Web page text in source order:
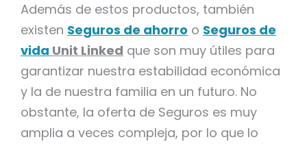
Además de estos productos, también
existen Seguros de ahorro o Seguros de
vida Unit Linked que son muy útiles para
garantizar nuestra estabilidad económica
y la de nuestra familia en un futuro. No
obstante, la oferta de Seguros es muy
amplia a veces compleja, por lo que lo